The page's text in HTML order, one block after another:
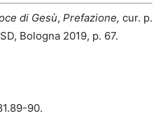
di Gesù, Prefazione, cur. p.
Bologna 2019, p. 67.
90.